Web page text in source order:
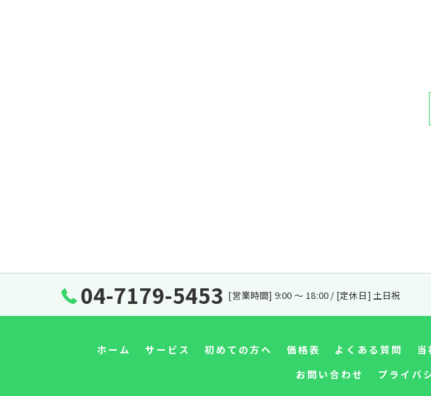
04-7179-5453 [営業時間] 9:00 〜 18:00 / [定休日] 土日祝
ホーム サービス 初めての方へ 価格表 よくある質問 当
お問い合わせ
プライバ